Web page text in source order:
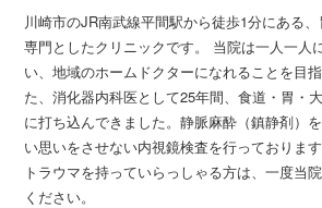
川崎市のJR南武線平間駅から徒歩1分にある
専門としたクリニックです。 当院は一人一人
い、地域のホームドクターになれることを目
た、消化器内科医として25年間、食道・胃・
に打ち込んできました。静脈麻酔（鎮静剤）
い思いをさせない内視鏡検査を行っておりま
トラウマを持っていらっしゃる方は、一度当
ください。